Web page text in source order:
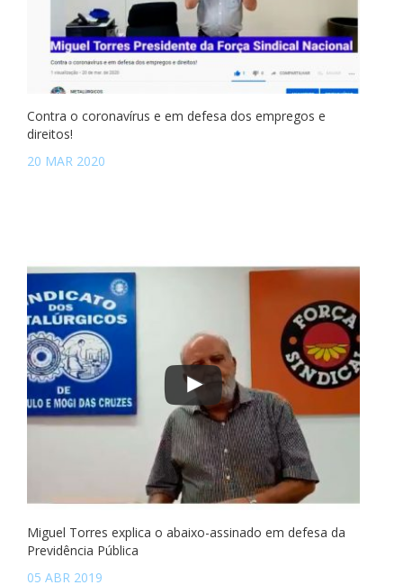
Contra o coronavírus e em defesa dos empregos e
direitos!
20 MAR 2020
Miguel Torres explica o abaixo-assinado em defesa da
Previdência Pública
05 ABR 2019